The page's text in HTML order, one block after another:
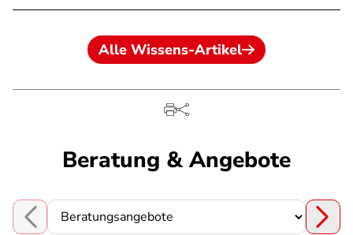
Alle Wissens-Artikel
Beratung & Angebote
Choose a section